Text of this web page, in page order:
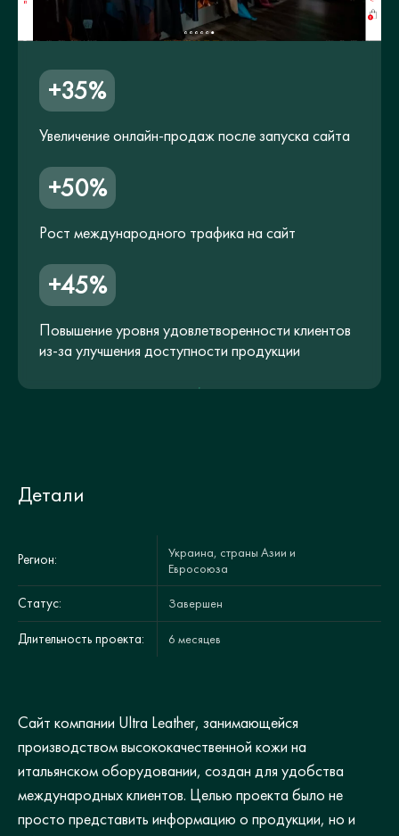
+35%
Увеличение онлайн-продаж после запуска сайта
+50%
Рост международного трафика на сайт
+45%
Повышение уровня удовлетворенности клиентов
из-за улучшения доступности продукции
Детали
Регион:
Украина, страны Азии и
Евросоюза
Статус: Завершен
Длительность проекта: 6 месяцев
Сайт компании Ultra Leather, занимающейся
производством высококачественной кожи на
итальянском оборудовании, создан для удобства
международных клиентов. Целью проекта было не
просто представить информацию о продукции, но и